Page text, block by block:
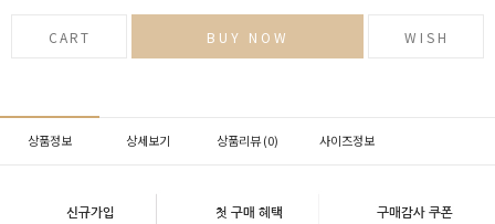
CART BUY NOW WISH
상품정보 상세보기 상품리뷰 (0) 사이즈정보